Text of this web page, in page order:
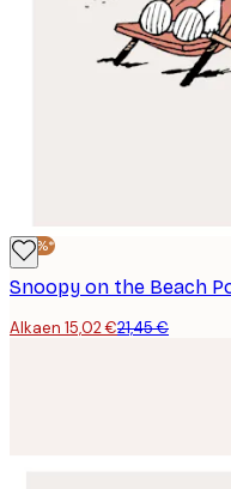
-30%*
Snoopy on the Beach
Alkaen 15,02 €21,45 €